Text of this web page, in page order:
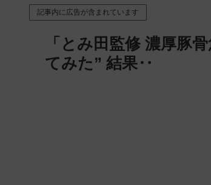
記事内に広告が含まれています
「とみ田監修 濃厚豚
てみた” 結果‥